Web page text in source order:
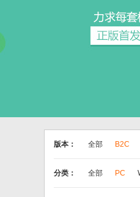
版本： 全部 B2C
分类： 全部 PC